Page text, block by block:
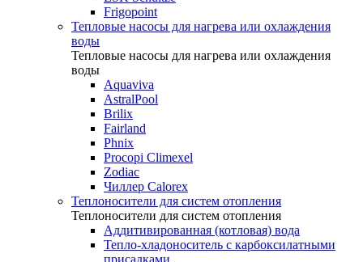
Frigopoint
Тепловые насосы для нагрева или охлаждения
воды
Тепловые насосы для нагрева или охлаждения
воды
Aquaviva
AstralPool
Brilix
Fairland
Phnix
Procopi Climexel
Zodiac
Чиллер Calorex
Теплоносители для систем отопления
Теплоносители для систем отопления
Аддитивированная (котловая) вода
Тепло-хладоноситель с карбоксилатными
присадками